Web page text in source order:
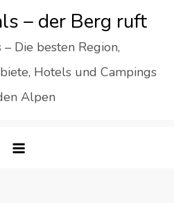
– der Berg ruft
Die besten Region,
Hotels und Campings
Alpen